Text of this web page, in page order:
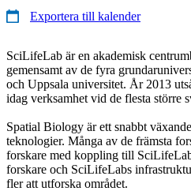
Exportera till kalender
SciLifeLab är en akademisk
gemensamt av de fyra
och Uppsala universitet. År 2013
idag verksamhet vid de flesta större
Spatial Biology är ett snabbt
teknologier. Många av de främsta
forskare med koppling till
forskare och SciLifeLabs
fler att utforska området.